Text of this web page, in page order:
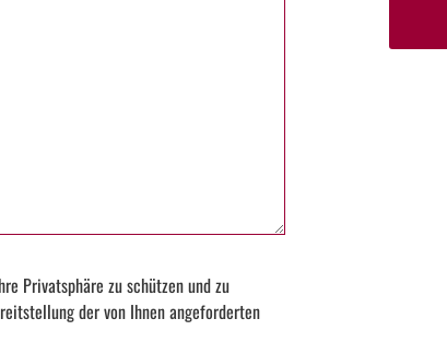
Privatsphäre zu schützen und zu
der von Ihnen angeforderten